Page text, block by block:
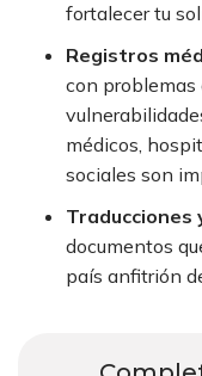
fortalecer tu
Registros
con problemas
médicos,
sociales son
Traducciones
documentos
país anfitrión